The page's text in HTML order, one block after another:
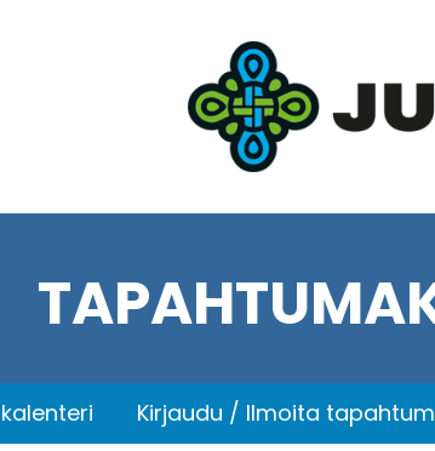
Kirjaudu / Ilmoita